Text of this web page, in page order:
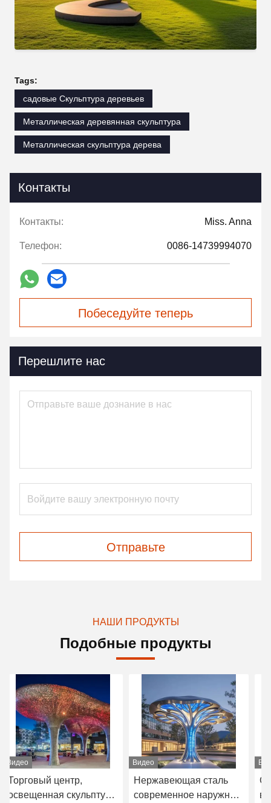
Tags:
садовые Скульптура деревьев
Металлическая деревянная скульптура
Металлическая скульптура дерева
Контакты
Контакты: Miss. Anna
Телефон: 0086-14739994070
Побеседуйте теперь
Перешлите нас
Отправьте
НАШИ ПРОДУКТЫ
Подобные продукты
Видео
Нержавеющая сталь
современное наружное
Видео
Скульптурный навес в
виде дерева Арт-